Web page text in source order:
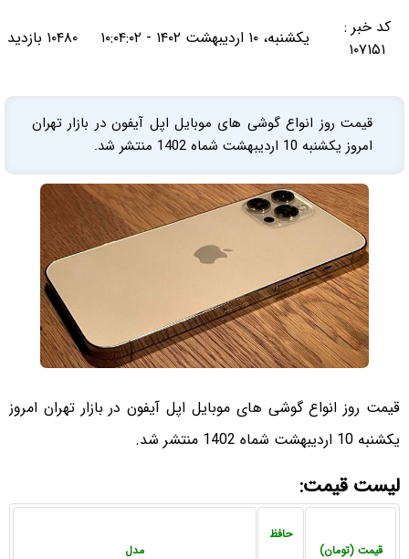
کد خبر :
۱۰۷۱۵۱
یکشنبه، ۱۰ اردیبهشت ۱۴۰۲ - ۱۰:۰۴:۰۲ ۱۰۴۸۰ بازدید
قیمت روز انواع گوشی های موبایل اپل آیفون در بازار تهران
امروز یکشنبه 10 اردیبهشت شماه 1402 منتشر شد.
قیمت روز انواع گوشی های موبایل اپل آیفون در بازار تهران امروز
یکشنبه 10 اردیبهشت شماه 1402 منتشر شد.
لیست قیمت:
قیمت (تومان)
حافظ
مدل